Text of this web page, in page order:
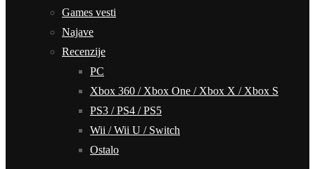
Games vesti
Najave
Recenzije
PC
Xbox 360 / Xbox One / Xbox X / Xbox S
PS3 / PS4 / PS5
Wii / Wii U / Switch
Ostalo